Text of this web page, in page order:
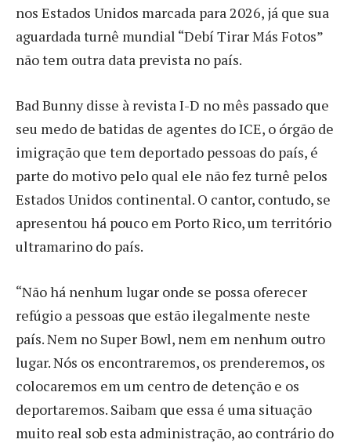
nos Estados Unidos marcada para 2026, já que sua
aguardada turnê mundial “Debí Tirar Más Fotos”
não tem outra data prevista no país.
Bad Bunny disse à revista I-D no mês passado que
seu medo de batidas de agentes do ICE, o órgão de
imigração que tem deportado pessoas do país, é
parte do motivo pelo qual ele não fez turnê pelos
Estados Unidos continental. O cantor, contudo, se
apresentou há pouco em Porto Rico, um território
ultramarino do país.
“Não há nenhum lugar onde se possa oferecer
refúgio a pessoas que estão ilegalmente neste
país. Nem no Super Bowl, nem em nenhum outro
lugar. Nós os encontraremos, os prenderemos, os
colocaremos em um centro de detenção e os
deportaremos. Saibam que essa é uma situação
muito real sob esta administração, ao contrário do